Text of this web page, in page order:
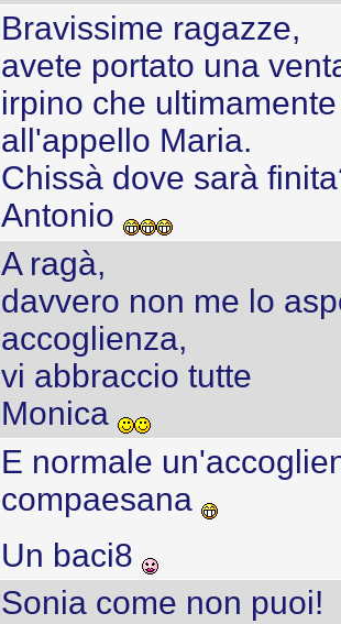
Bravissime ragazze,
avete portato una
irpino che
all'appello Maria.
Chissà dove sarà
Antonio
A ragà,
davvero non me lo
accoglienza,
vi abbraccio tutte
Monica
E normale
compaesana
Un baci8
Sonia come non puoi!